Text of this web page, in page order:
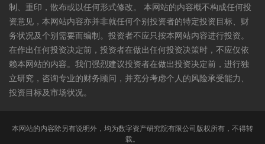
制、重印，散布或以任何形式修改。 本网站的内容概不构成任何投
资意见，本网站内容亦并非就任何个别投资者的特定投资目标、财
务状况及个别需要而编制。投资者不应只按本网站内容进行投资。
在作出任何投资决定前，投资者在做出任何投资决策时，不应仅依
赖本网站的内容。我们强烈建议投资者在做出投资决定前，进行独
立研究，咨询专业的财务顾问，并充分考虑个人的风险承受能力、
投资目标及市场状况。
本网站的内容除另有说明外，均为数字资产研究院有限公司版权所有，不得转
载。